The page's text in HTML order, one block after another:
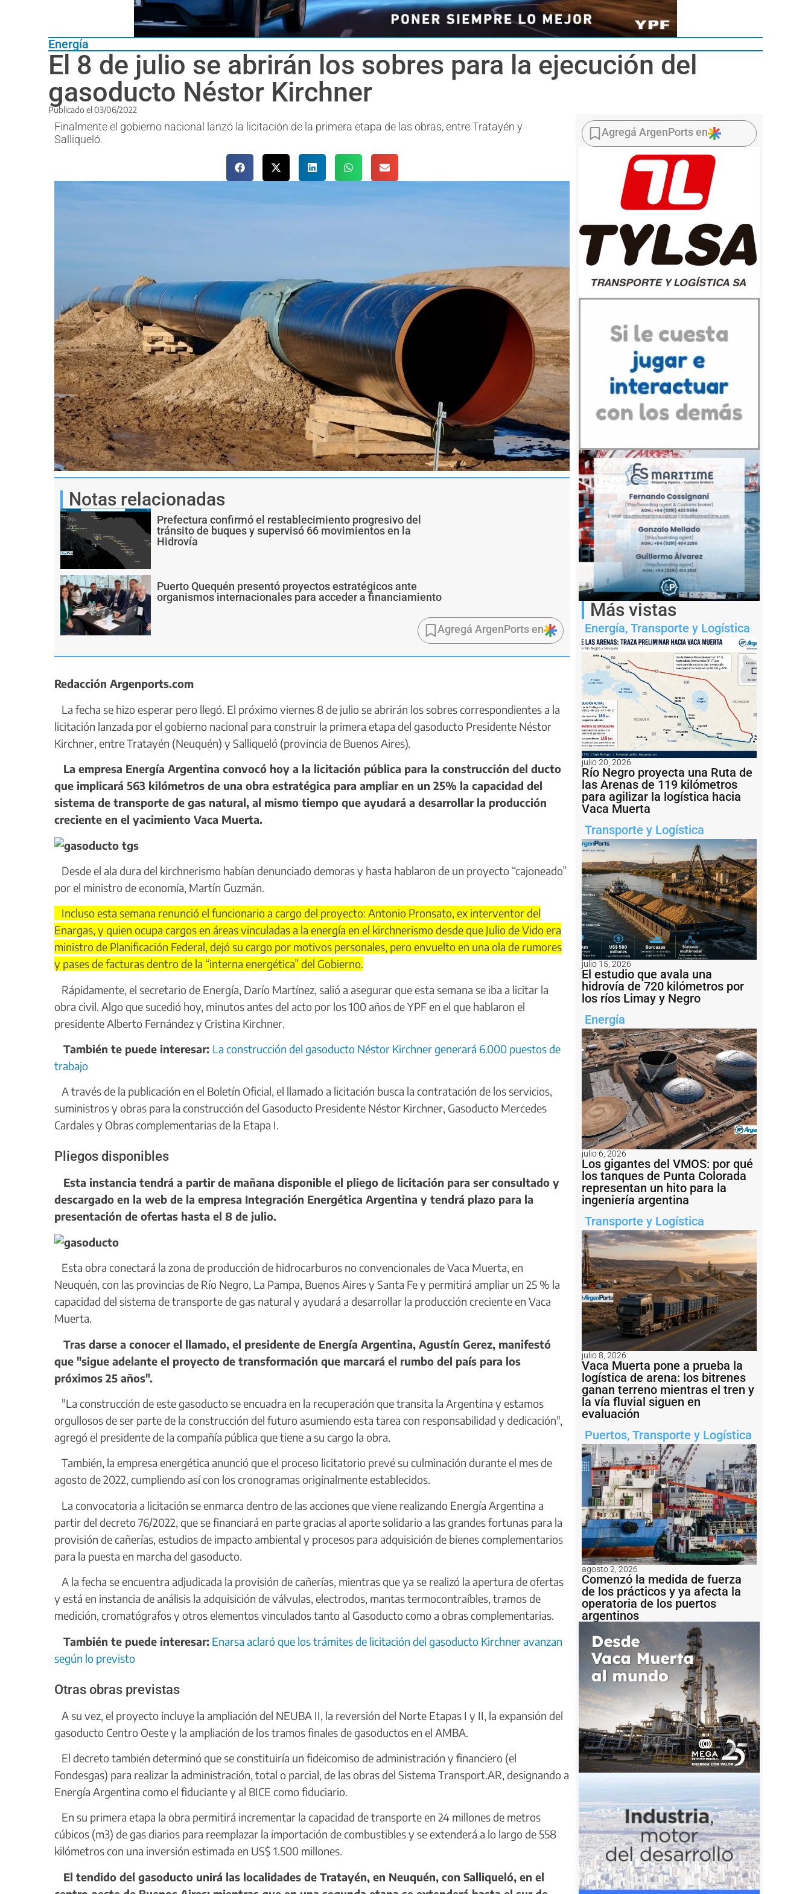
Energía
El 8 de julio se abrirán los sobres para la ejecución del
gasoducto Néstor Kirchner
Publicado el 03/06/2022
Finalmente el gobierno nacional lanzó la licitación de la primera etapa de las obras, entre Tratayén y
Salliqueló.
Notas relacionadas
Prefectura confirmó el restablecimiento progresivo del
tránsito de buques y supervisó 66 movimientos en la
Hidrovía
Puerto Quequén presentó proyectos estratégicos ante
organismos internacionales para acceder a financiamiento
Agregá ArgenPorts en
Redacción Argenports.com
La fecha se hizo esperar pero llegó. El próximo viernes 8 de julio se abrirán los sobres correspondientes a la
licitación lanzada por el gobierno nacional para construir la primera etapa del gasoducto Presidente Néstor
Kirchner, entre Tratayén (Neuquén) y Salliqueló (provincia de Buenos Aires).
La empresa Energía Argentina convocó hoy a la licitación pública para la construcción del ducto
que implicará 563 kilómetros de una obra estratégica para ampliar en un 25% la capacidad del
sistema de transporte de gas natural, al mismo tiempo que ayudará a desarrollar la producción
creciente en el yacimiento Vaca Muerta.
Desde el ala dura del kirchnerismo habían denunciado demoras y hasta hablaron de un proyecto “cajoneado”
por el ministro de economía, Martín Guzmán.
Incluso esta semana renunció el funcionario a cargo del proyecto: Antonio Pronsato, ex interventor del
Enargas, y quien ocupa cargos en áreas vinculadas a la energía en el kirchnerismo desde que Julio de Vido era
ministro de Planificación Federal, dejó su cargo por motivos personales, pero envuelto en una ola de rumores
y pases de facturas dentro de la “interna energética” del Gobierno.
Rápidamente, el secretario de Energía, Darío Martínez, salió a asegurar que esta semana se iba a licitar la
obra civil. Algo que sucedió hoy, minutos antes del acto por los 100 años de YPF en el que hablaron el
presidente Alberto Fernández y Cristina Kirchner.
También te puede interesar: La construcción del gasoducto Néstor Kirchner generará 6.000 puestos de
trabajo
A través de la publicación en el Boletín Oficial, el llamado a licitación busca la contratación de los servicios,
suministros y obras para la construcción del Gasoducto Presidente Néstor Kirchner, Gasoducto Mercedes
Cardales y Obras complementarias de la Etapa I.
Pliegos disponibles
Esta instancia tendrá a partir de mañana disponible el pliego de licitación para ser consultado y
descargado en la web de la empresa Integración Energética Argentina y tendrá plazo para la
presentación de ofertas hasta el 8 de julio.
Esta obra conectará la zona de producción de hidrocarburos no convencionales de Vaca Muerta, en
Neuquén, con las provincias de Río Negro, La Pampa, Buenos Aires y Santa Fe y permitirá ampliar un 25 % la
capacidad del sistema de transporte de gas natural y ayudará a desarrollar la producción creciente en Vaca
Muerta.
Tras darse a conocer el llamado, el presidente de Energía Argentina, Agustín Gerez, manifestó
que "sigue adelante el proyecto de transformación que marcará el rumbo del país para los
próximos 25 años".
"La construcción de este gasoducto se encuadra en la recuperación que transita la Argentina y estamos
orgullosos de ser parte de la construcción del futuro asumiendo esta tarea con responsabilidad y dedicación",
agregó el presidente de la compañía pública que tiene a su cargo la obra.
También, la empresa energética anunció que el proceso licitatorio prevé su culminación durante el mes de
agosto de 2022, cumpliendo así con los cronogramas originalmente establecidos.
La convocatoria a licitación se enmarca dentro de las acciones que viene realizando Energía Argentina a
partir del decreto 76/2022, que se financiará en parte gracias al aporte solidario a las grandes fortunas para la
provisión de cañerías, estudios de impacto ambiental y procesos para adquisición de bienes complementarios
para la puesta en marcha del gasoducto.
A la fecha se encuentra adjudicada la provisión de cañerías, mientras que ya se realizó la apertura de ofertas
y está en instancia de análisis la adquisición de válvulas, electrodos, mantas termocontraíbles, tramos de
medición, cromatógrafos y otros elementos vinculados tanto al Gasoducto como a obras complementarias.
También te puede interesar: Enarsa aclaró que los trámites de licitación del gasoducto Kirchner avanzan
según lo previsto
Otras obras previstas
A su vez, el proyecto incluye la ampliación del NEUBA II, la reversión del Norte Etapas I y II, la expansión del
gasoducto Centro Oeste y la ampliación de los tramos finales de gasoductos en el AMBA.
El decreto también determinó que se constituiría un fideicomiso de administración y financiero (el
Fondesgas) para realizar la administración, total o parcial, de las obras del Sistema Transport.AR, designando a
Energía Argentina como el fiduciante y al BICE como fiduciario.
En su primera etapa la obra permitirá incrementar la capacidad de transporte en 24 millones de metros
cúbicos (m3) de gas diarios para reemplazar la importación de combustibles y se extenderá a lo largo de 558
kilómetros con una inversión estimada en US$ 1.500 millones.
El tendido del gasoducto unirá las localidades de Tratayén, en Neuquén, con Salliqueló, en el
Agregá ArgenPorts en
Más vistas
Energía, Transporte y Logística
julio 20, 2026
Río Negro proyecta una Ruta de
las Arenas de 119 kilómetros
para agilizar la logística hacia
Vaca Muerta
Transporte y Logística
julio 15, 2026
El estudio que avala una
hidrovía de 720 kilómetros por
los ríos Limay y Negro
Energía
julio 6, 2026
Los gigantes del VMOS: por qué
los tanques de Punta Colorada
representan un hito para la
ingeniería argentina
Transporte y Logística
julio 8, 2026
Vaca Muerta pone a prueba la
logística de arena: los bitrenes
ganan terreno mientras el tren y
la vía fluvial siguen en
evaluación
Puertos, Transporte y Logística
agosto 2, 2026
Comenzó la medida de fuerza
de los prácticos y ya afecta la
operatoria de los puertos
argentinos